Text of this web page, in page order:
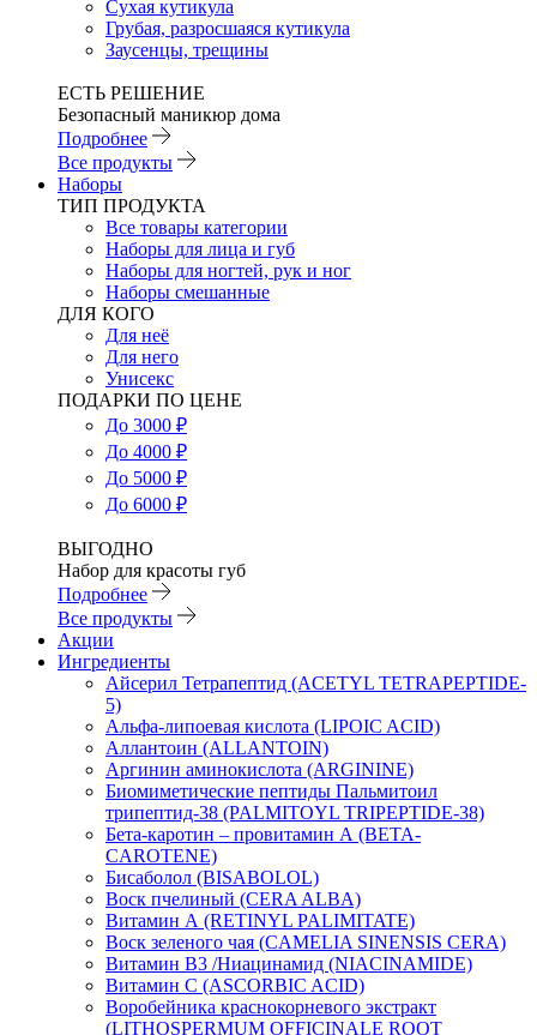
Сухая кутикула
Грубая, разросшаяся кутикула
Заусенцы, трещины
ЕСТЬ РЕШЕНИЕ
Безопасный маникюр дома
Подробнее
Все продукты
Наборы
ТИП ПРОДУКТА
Все товары категории
Наборы для лица и губ
Наборы для ногтей, рук и ног
Наборы смешанные
ДЛЯ КОГО
Для неё
Для него
Унисекс
ПОДАРКИ ПО ЦЕНЕ
До 3000 ₽
До 4000 ₽
До 5000 ₽
До 6000 ₽
ВЫГОДНО
Набор для красоты губ
Подробнее
Все продукты
Акции
Ингредиенты
Айсерил Тетрапептид (ACETYL TETRAPEPTIDE-
5)
Альфа-липоевая кислота (LIPOIC ACID)
Аллантоин (ALLANTOIN)
Аргинин аминокислота (ARGININE)
Биомиметические пептиды Пальмитоил
трипептид-38 (PALMITOYL TRIPEPTIDE-38)
Бета-каротин – провитамин А (BETA-
CAROTENE)
Бисаболол (BISABOLOL)
Воск пчелиный (CERA ALBA)
Витамин А (RETINYL PALIMITATE)
Воск зеленого чая (CAMELIA SINENSIS CERA)
Витамин B3 /Ниацинамид (NIACINAMIDE)
Витамин C (ASCORBIC ACID)
Воробейника краснокорневого экстракт
(LITHOSPERMUM OFFICINALE ROOT